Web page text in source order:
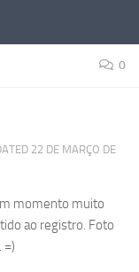
0
22 DE MARÇO DE
momento muito
ao registro. Foto
=)